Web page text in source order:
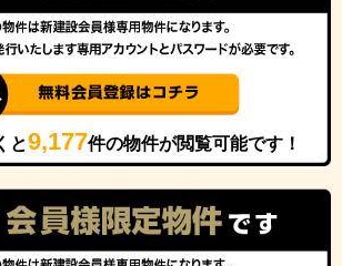
と9,177件の物件が閲覧可能です！